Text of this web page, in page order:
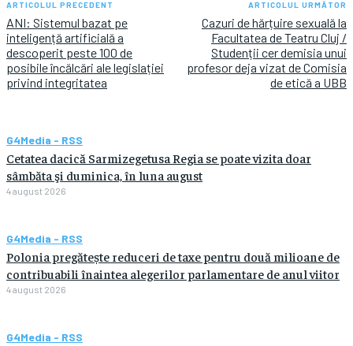
ARTICOLUL PRECEDENT
ANI: Sistemul bazat pe
inteligență artificială a
descoperit peste 100 de
posibile încălcări ale legislației
privind integritatea
ARTICOLUL URMĂTOR
Cazuri de hărțuire sexuală la
Facultatea de Teatru Cluj /
Studenții cer demisia unui
profesor deja vizat de Comisia
de etică a UBB
G4Media - RSS
Cetatea dacică Sarmizegetusa Regia se poate vizita doar
sâmbăta şi duminica, în luna august
4 august 2026
G4Media - RSS
Polonia pregătește reduceri de taxe pentru două milioane de
contribuabili înaintea alegerilor parlamentare de anul viitor
4 august 2026
G4Media - RSS